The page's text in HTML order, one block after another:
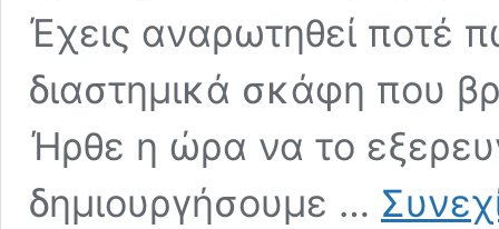
Έχεις αναρωτηθεί ποτέ
διαστημικά σκάφη που
Ήρθε η ώρα να το
δημιουργήσουμε …